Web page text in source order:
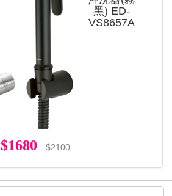
黑) ED-
VS8657A
$1680 $2100